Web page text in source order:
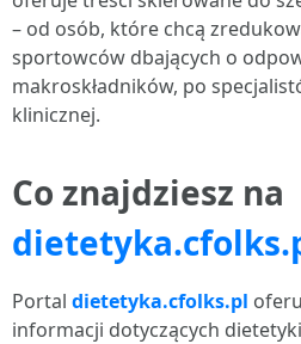
– od osób, które chcą
sportowców dbających o
makroskładników, po
klinicznej.
Co znajdziesz na
Portal dietetyka.cfolks.pl
informacji dotyczących